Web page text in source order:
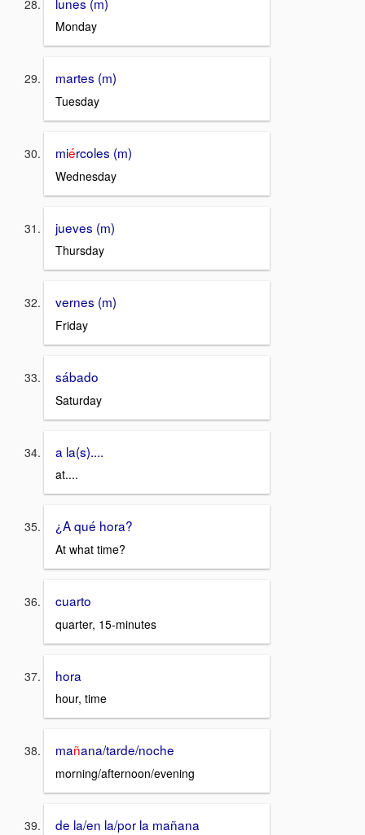
Monday
martes (m)
Tuesday
miércoles (m)
Wednesday
jueves (m)
Thursday
vernes (m)
Friday
sábado
Saturday
a la(s)....
at....
¿A qué hora?
At what time?
cuarto
quarter, 15-minutes
hora
hour, time
mañana/tarde/noche
morning/afternoon/evening
de la/en la/por la mañana